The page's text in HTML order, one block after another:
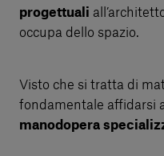
progettuali
occupa dello spazio.
Visto che si tratta di
fondamentale affidarsi
manodopera